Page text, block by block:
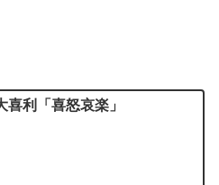
喜利「喜怒哀楽」